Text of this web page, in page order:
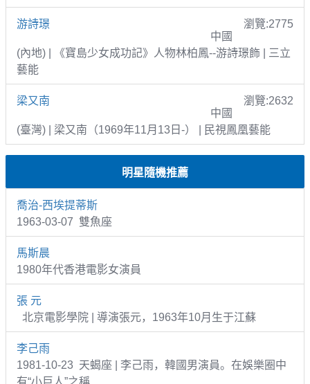
游詩璟
瀏覽:2775
中國
(內地) | 《寶島少女成功記》人物林柏鳳--游詩璟飾 | 三立
藝能
梁又南
瀏覽:2632
中國
(臺灣) | 梁又南（1969年11月13日-） | 民視鳳凰藝能
明星隨機推薦
喬治-西埃提蒂斯
1963-03-07 雙魚座
馬斯晨
1980年代香港電影女演員
張 元
北京電影學院 | 導演張元，1963年10月生于江蘇
李己雨
1981-10-23 天蝎座 | 李己雨，韓國男演員。在娛樂圈中
有“小巨人”之稱